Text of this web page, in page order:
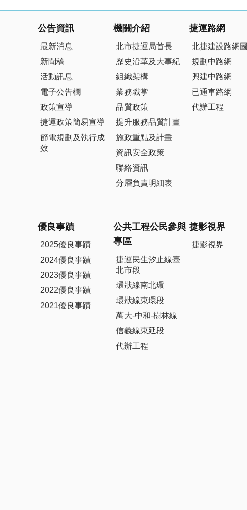
公告資訊
最新消息
新聞稿
活動訊息
電子公告欄
政策宣導
捷運政策簡易宣導
節電規劃及執行成
效
機關介紹
北市捷運局首長
歷史沿革及大事紀
組織架構
業務職掌
品質政策
提升服務品質計畫
施政重點及計畫
資訊安全政策
聯絡資訊
分層負責明細表
捷運路網
北捷建設路網圖
規劃中路網
興建中路網
已通車路網
代辦工程
優良事蹟
2025優良事蹟
2024優良事蹟
2023優良事蹟
2022優良事蹟
2021優良事蹟
公共工程公民參與
專區
捷運民生汐止線臺
北市段
環狀線南北環
環狀線東環段
萬大-中和-樹林線
信義線東延段
代辦工程
捷影視界
捷影視界